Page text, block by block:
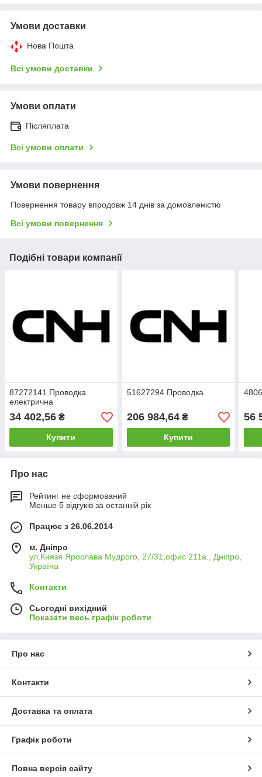
Умови доставки
Нова Пошта
Всі умови доставки
Умови оплати
Післяплата
Всі умови оплати
Умови повернення
Повернення товару впродовж 14 днів за домовленістю
Всі умови повернення
Подібні товари компанії
87272141 Проводка
електрична
34 402,56 ₴
Купити
51627294 Проводка
206 984,64₴
Купити
56
Про нас
Рейтинг не сформований
Менше 5 відгуків за останній рік
Працює з 26.06.2014
м. Дніпро
ул.Князя Ярослава Мудрого, 27/31,офис 211а., Дніпро,
Україна
Контакти
Сьогодні вихідний
Показати весь графік роботи
Про нас
Контакти
Доставка та оплата
Графік роботи
Повна версія сайту